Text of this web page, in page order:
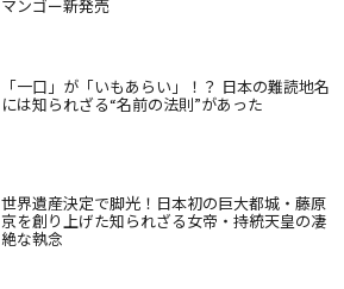
マンゴー新発売
「一口」が「いもあらい」！？ 日本の難読地名
には知られざる“名前の法則”があった
世界遺産決定で脚光！日本初の巨大都城・藤原
京を創り上げた知られざる女帝・持統天皇の凄
絶な執念